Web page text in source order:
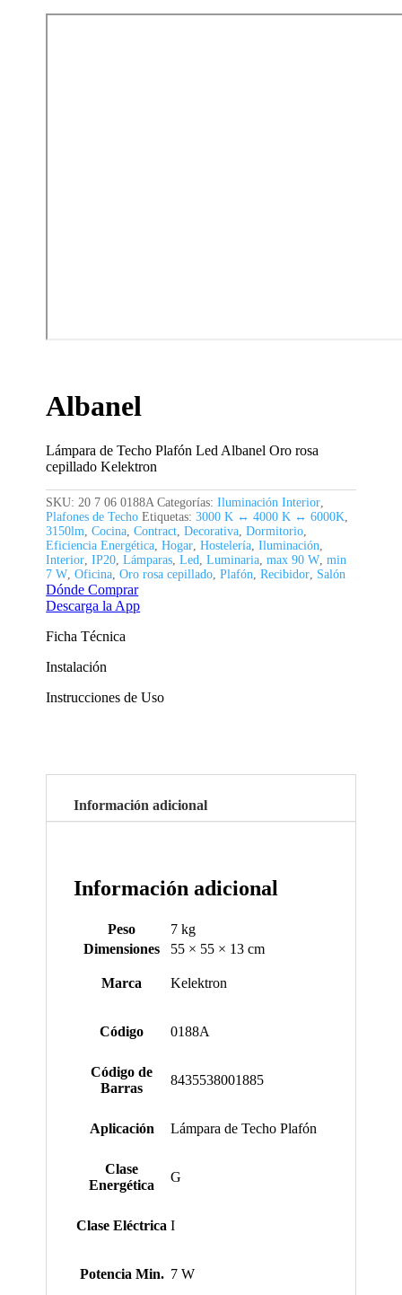
Albanel
Lámpara de Techo Plafón Led Albanel Oro rosa
cepillado Kelektron
SKU: 20 7 06 0188A Categorías:Iluminación Interior
Plafones de Techo Etiquetas:3000 K ↔ 4000 K ↔ 6000K
3150lm ,Cocina ,Contract ,Decorativa ,Dormitorio
Eficiencia Energética ,Hogar ,Hostelería ,Iluminación
Interior ,IP20 ,Lámparas ,Led ,Luminaria ,max 90 W ,min
7 W ,Oficina ,Oro rosa cepillado ,Plafón ,Recibidor Salón
Dónde Comprar
Descarga la App
Ficha Técnica
Instalación
Instrucciones de Uso
Información adicional
Información adicional
Peso
7 kg
Dimensiones
55 × 55 × 13 cm
Marca Kelektron
Código 0188A
Código de
Barras
8435538001885
Aplicación Lámpara de Techo Plafón
Clase
Energética
G
Clase Eléctrica I
Potencia Min. 7 W